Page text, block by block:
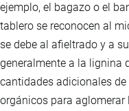
ejemplo, el bagazo o el
tablero se reconocen al
se debe al afieltrado y a
generalmente a la lignina
cantidades adicionales
orgánicos para